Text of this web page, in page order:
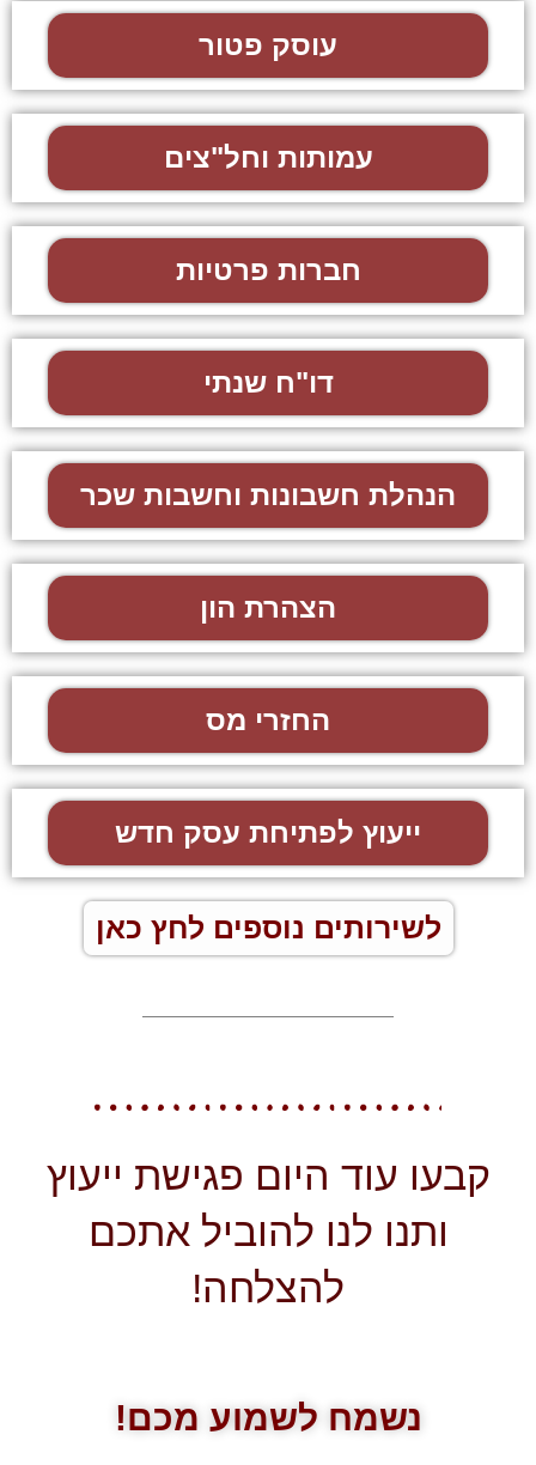
עוסק פטור
עמותות וחל"צים
חברות פרטיות
דו"ח שנתי
הנהלת חשבונות וחשבות שכר
הצהרת הון
החזרי מס
ייעוץ לפתיחת עסק חדש
לשירותים נוספים לחץ כאן
קבעו עוד היום פגישת ייעוץ
ותנו לנו להוביל אתכם
להצלחה!
נשמח לשמוע מכם!